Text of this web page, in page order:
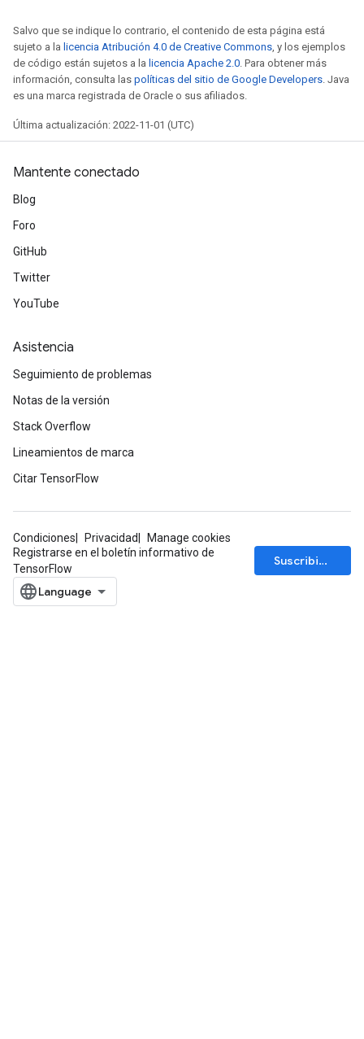
Salvo que se indique lo contrario, el contenido de esta página está
sujeto a la licencia Atribución 4.0 de Creative Commons, y los ejemplos
de código están sujetos a la licencia Apache 2.0. Para obtener más
información, consulta las políticas del sitio de Google Developers. Java
es una marca registrada de Oracle o sus afiliados.
Última actualización: 2022-11-01 (UTC)
Mantente conectado
Blog
Foro
GitHub
Twitter
YouTube
Asistencia
Seguimiento de problemas
Notas de la versión
Stack Overflow
Lineamientos de marca
Citar TensorFlow
Condiciones Privacidad
Manage cookies
Registrarse en el boletín informativo de
TensorFlow
Suscribirse